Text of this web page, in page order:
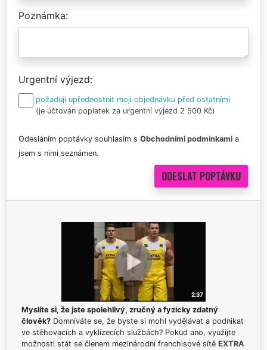
Poznámka
Urgentní výjezd
požaduji upřednostnit moji objednávku před ostatními
(je účtován poplatek za urgentní výjezd 2 500 Kč)
Odesláním poptávky souhlasím s Obchodními podmínkami a
jsem s nimi seznámen.
Myslíte si, že jste spolehlivý, zručný a fyzicky zdatný
člověk? Domníváte se, že byste si mohl vydělávat a podnikat
ve stěhovacích a vyklízecích službách? Pokud ano, využijte
možnosti stát se členem mezinárodní franchisové sítě EXTRA